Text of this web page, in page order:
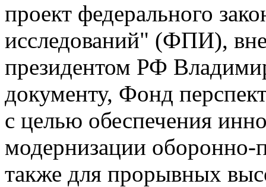
проект федерального
исследований" (ФПИ),
президентом РФ
документу, Фонд
с целью обеспечения
модернизации
также для прорывных